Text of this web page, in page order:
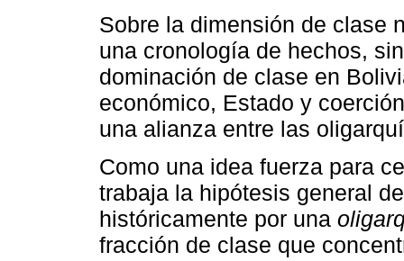
Sobre la dimensión de clase
una cronología de hechos,
dominación de clase en
económico, Estado y
una alianza entre las
Como una idea fuerza para
trabaja la hipótesis general
históricamente por una
fracción de clase que